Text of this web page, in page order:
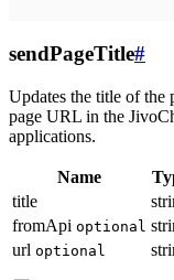
sendPageTitle#
Updates the title of the
page URL in the
applications.
Name
title
fromApi optional
url optional